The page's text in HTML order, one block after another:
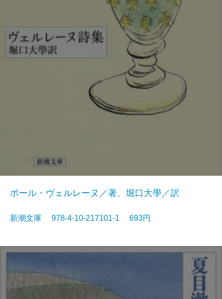
ポール・ヴェルレーヌ／著、堀口大學／訳
新潮文庫 978-4-10-217101-1 693円